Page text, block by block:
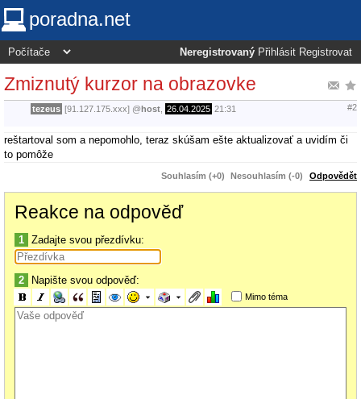
poradna.net
Neregistrovaný Přihlásit Registrovat
Zmiznutý kurzor na obrazovke
tezeus [91.127.175.xxx] @host 26.04.2025 21:31 #2
reštartoval som a nepomohlo, teraz skúšam ešte aktualizovať a uvidím či
to pomôže
Souhlasím (+0) Nesouhlasím (-0) Odpovědět
Reakce na odpověď
1 Zadajte svou přezdívku:
2 Napište svou odpověď:
Mimo téma